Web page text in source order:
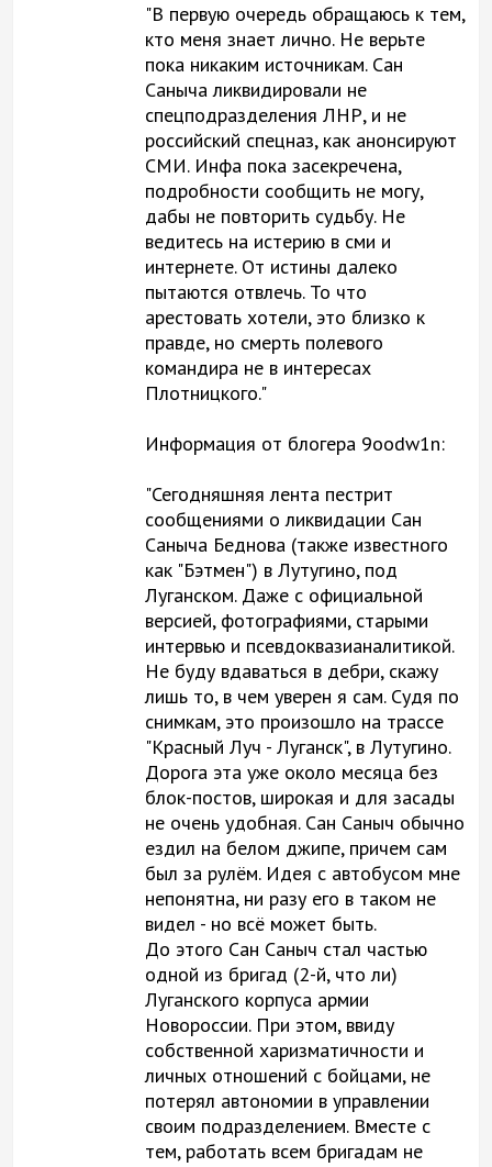
"В первую очередь обращаюсь к тем,
кто меня знает лично. Не верьте
пока никаким источникам. Сан
Саныча ликвидировали не
спецподразделения ЛНР, и не
российский спецназ, как анонсируют
СМИ. Инфа пока засекречена,
подробности сообщить не могу,
дабы не повторить судьбу. Не
ведитесь на истерию в сми и
интернете. От истины далеко
пытаются отвлечь. То что
арестовать хотели, это близко к
правде, но смерть полевого
командира не в интересах
Плотницкого."
Информация от блогера 9oodw1n:
"Сегодняшняя лента пестрит
сообщениями о ликвидации Сан
Саныча Беднова (также известного
как "Бэтмен") в Лутугино, под
Луганском. Даже с официальной
версией, фотографиями, старыми
интервью и псевдоквазианалитикой.
Не буду вдаваться в дебри, скажу
лишь то, в чем уверен я сам. Судя по
снимкам, это произошло на трассе
"Красный Луч - Луганск", в Лутугино.
Дорога эта уже около месяца без
блок-постов, широкая и для засады
не очень удобная. Сан Саныч обычно
ездил на белом джипе, причем сам
был за рулём. Идея с автобусом мне
непонятна, ни разу его в таком не
видел - но всё может быть.
До этого Сан Саныч стал частью
одной из бригад (2-й, что ли)
Луганского корпуса армии
Новороссии. При этом, ввиду
собственной харизматичности и
личных отношений с бойцами, не
потерял автономии в управлении
своим подразделением. Вместе с
тем, работать всем бригадам не